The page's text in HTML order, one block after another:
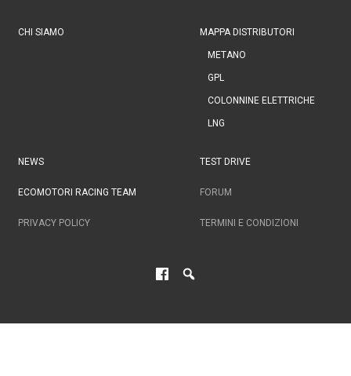
CHI SIAMO MAPPA DISTRIBUTORI
METANO
GPL
COLONNINE ELETTRICHE
LNG
NEWS TEST DRIVE
ECOMOTORI RACING TEAM FORUM
PRIVACY POLICY TERMINI E CONDIZIONI